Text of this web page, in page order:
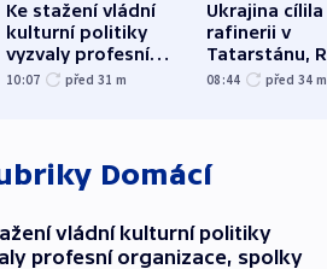
Ke stažení vládní
kulturní politiky
vyzvaly profesní
organizace, spolky i
10:07 před 31 m
Ukrajina cílila
rafinerii v
Tatarstánu,
útočilo na
08:44 před 34 m
Domácí
vládní kulturní politiky
profesní organizace, spolky